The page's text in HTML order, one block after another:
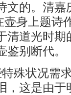
文的。清嘉
身上题诗
清道光时期
别断代。
状况需
，这是由于